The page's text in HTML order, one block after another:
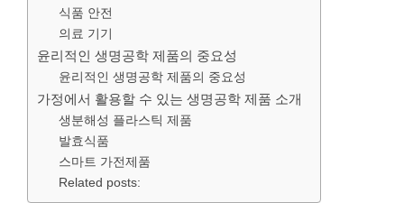
식품 안전
의료 기기
윤리적인 생명공학 제품의 중요성
윤리적인 생명공학 제품의 중요성
가정에서 활용할 수 있는 생명공학 제품 소개
생분해성 플라스틱 제품
발효식품
스마트 가전제품
Related posts: